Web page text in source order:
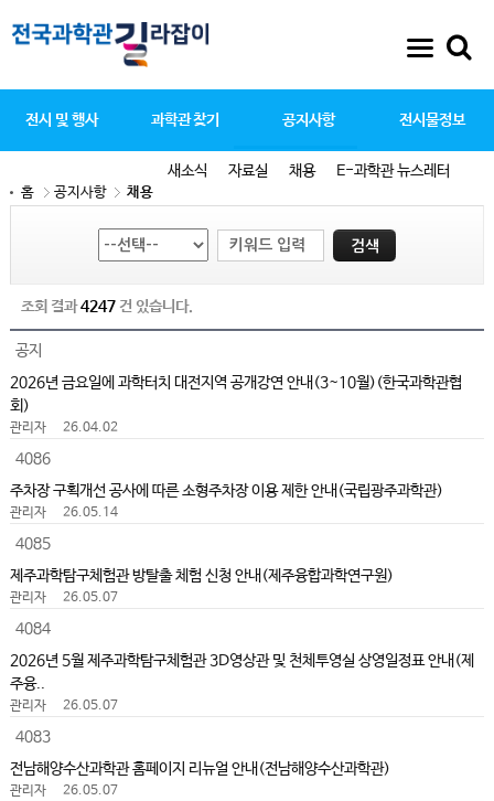
전시 및 행사 과학관 찾기 공지사항
새소식 자료실 채용 E-과학관 뉴스레터
전시물정보
홈 공지사항 채용
조회 결과4247건 있습니다.
공지
2026년 금요일에 과학터치 대전지역 공개강연 안내(3~10월)(한국과학관협
회)
관리자 26.04.02
4086
주차장 구획개선 공사에 따른 소형주차장 이용 제한 안내(국립광주과학관)
관리자 26.05.14
4085
제주과학탐구체험관 방탈출 체험 신청 안내(제주융합과학연구원)
관리자 26.05.07
4084
2026년 5월 제주과학탐구체험관 3D영상관 및 천체투영실 상영일정표 안내(제
주융..
관리자 26.05.07
4083
전남해양수산과학관 홈페이지 리뉴얼 안내(전남해양수산과학관)
관리자 26.05.07